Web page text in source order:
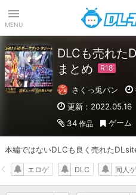
MENU
DLCも売れた
まとめ
さくっ兎パン
更新：2022.05.16
34 作品 ゲーム
本編ではないDLCも良く売れた
エロゲ DLC 同人